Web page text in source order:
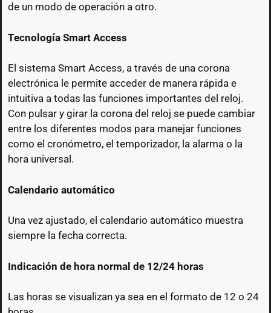
de un modo de operación a otro.
Tecnología Smart Access
El sistema Smart Access, a través de una corona
electrónica le permite acceder de manera rápida e
intuitiva a todas las funciones importantes del reloj.
Con pulsar y girar la corona del reloj se puede cambiar
entre los diferentes modos para manejar funciones
como el cronómetro, el temporizador, la alarma o la
hora universal.
Calendario automático
Una vez ajustado, el calendario automático muestra
siempre la fecha correcta.
Indicación de hora normal de 12/24 horas
Las horas se visualizan ya sea en el formato de 12 o 24